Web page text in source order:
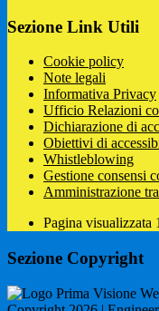
Sezione Link Utili
Cookie policy
Note legali
Informativa Privacy
Ufficio Relazioni
Dichiarazione di
Obiettivi di
Whistleblowing
Gestione consensi
Amministrazione
Pagina visualizzata
Sezione Copyright